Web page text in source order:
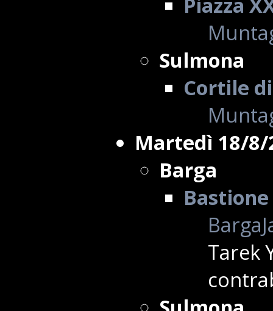
Sulmona
Cortile
Martedì 18/8/
Barga
Tarek